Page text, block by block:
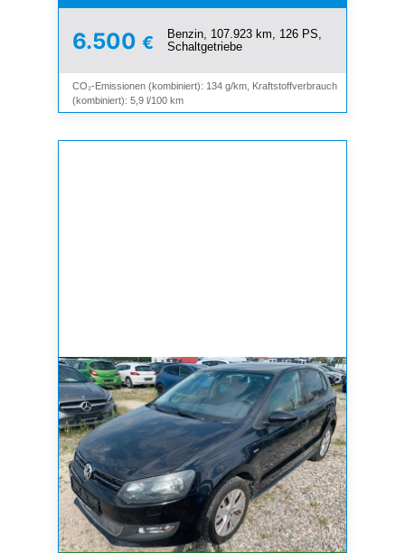
6.500 €
Benzin, 107.923 km, 126 PS,
Schaltgetriebe
CO₂-Emissionen (kombiniert): 134 g/km, Kraftstoffverbrauch
(kombiniert): 5,9 l/100 km